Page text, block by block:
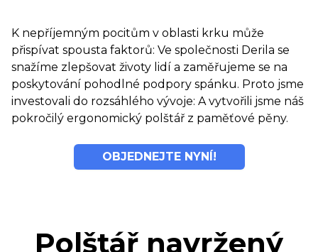
K nepříjemným pocitům v oblasti krku může
přispívat spousta faktorů: Ve společnosti Derila se
snažíme zlepšovat životy lidí a zaměřujeme se na
poskytování pohodlné podpory spánku. Proto jsme
investovali do rozsáhlého vývoje: A vytvořili jsme náš
pokročilý ergonomický polštář z paměťové pěny.
OBJEDNEJTE NYNÍ!
Polštář navržený